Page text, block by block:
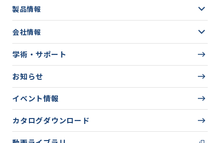
製品情報
会社情報
学術・サポート
お知らせ
イベント情報
カタログダウンロード